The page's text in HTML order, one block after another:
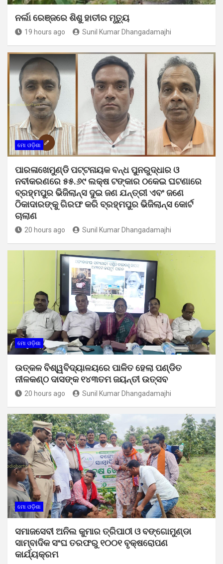
ନର୍ଲା ରେଞ୍ଜରେ ଶିଶୁ ହାତୀର ମୃତ୍ୟୁ
19 hours ago Sunil Kumar Dhangadamajhi
ମୋ ଓଡ଼ିଶା
ପାରଳାଖେମୁଣ୍ଡି ପଟ୍ଟନାୟକ ବନ୍ଧ ପୁନରୁଦ୍ଧାର ଓ
ନବୀକରଣରେ ୫୫.୬୯ ଲକ୍ଷ ଟଙ୍କାର ଠକେଇ ଘଟଣାରେ
ବ୍ରହ୍ମପୁର ଭିଜିଲାନ୍ସ ଦୁଇ ଜଣ ଯନ୍ତ୍ରୀ ଏବଂ ଜଣେ
ଠିକାଦାରଙ୍କୁ ଗିରଫ କରି ବ୍ରହ୍ମପୁର ଭିଜିଲାନ୍ସ କୋର୍ଟ
ଚାଲାଣ
20 hours ago Sunil Kumar Dhangadamajhi
ମୋ ଓଡ଼ିଶା
ଉତ୍କଳ ବିଶ୍ୱବିଦ୍ୟାଳୟରେ ପାଳିତ ହେଲା ପଣ୍ଡିତ
ନୀଳକଣ୍ଠ ଦାସଙ୍କ ୧୪୩ତମ ଜୟନ୍ତୀ ଉତ୍ସବ
20 hours ago Sunil Kumar Dhangadamajhi
ମୋ ଓଡ଼ିଶା
ସମାଜସେବୀ ଅନିଲ କୁମାର ତ୍ରିପାଠୀ ଓ ବଙ୍ଗୋମୁଣ୍ଡା
ସାମ୍ବାଦିକ ସଂଘ ତରଫରୁ ୧୦୦୧ ବୃକ୍ଷରୋପଣ
କାର୍ଯ୍ୟକ୍ରମ